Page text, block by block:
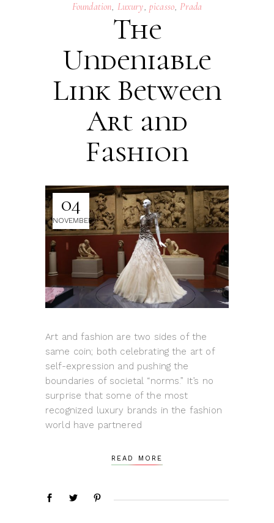
Foundation, Luxury, picasso, Prada
The
Undeniable
Link Between
Art and
Fashion
04
NOVEMBER
Art and fashion are two sides of the
same coin; both celebrating the art of
self-expression and pushing the
boundaries of societal “norms.” It’s no
surprise that some of the most
recognized luxury brands in the fashion
world have partnered
READ MORE